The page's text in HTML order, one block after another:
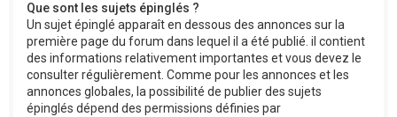
Que sont les sujets épinglés ?
Un sujet épinglé apparaît en dessous des annonces sur la
première page du forum dans lequel il a été publié. il contient
des informations relativement importantes et vous devez le
consulter régulièrement. Comme pour les annonces et les
annonces globales, la possibilité de publier des sujets
épinglés dépend des permissions définies par